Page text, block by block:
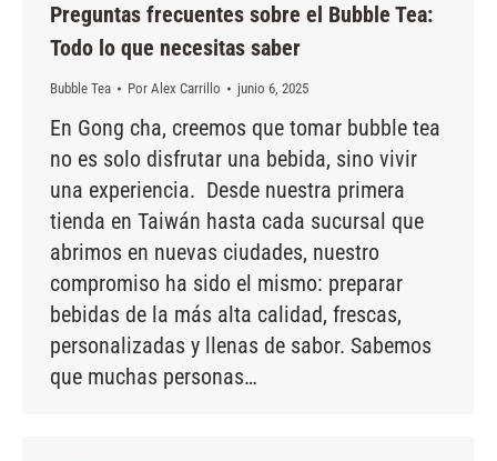
Preguntas frecuentes sobre el Bubble Tea:
Todo lo que necesitas saber
Bubble Tea Por Alex Carrillo junio 6, 2025
En Gong cha, creemos que tomar bubble tea
no es solo disfrutar una bebida, sino vivir
una experiencia. Desde nuestra primera
tienda en Taiwán hasta cada sucursal que
abrimos en nuevas ciudades, nuestro
compromiso ha sido el mismo: preparar
bebidas de la más alta calidad, frescas,
personalizadas y llenas de sabor. Sabemos
que muchas personas…